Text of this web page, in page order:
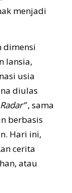
menjadi
dimensi
lansia,
usia
diulas
, sama
berbasis
Hari ini,
cerita
atau